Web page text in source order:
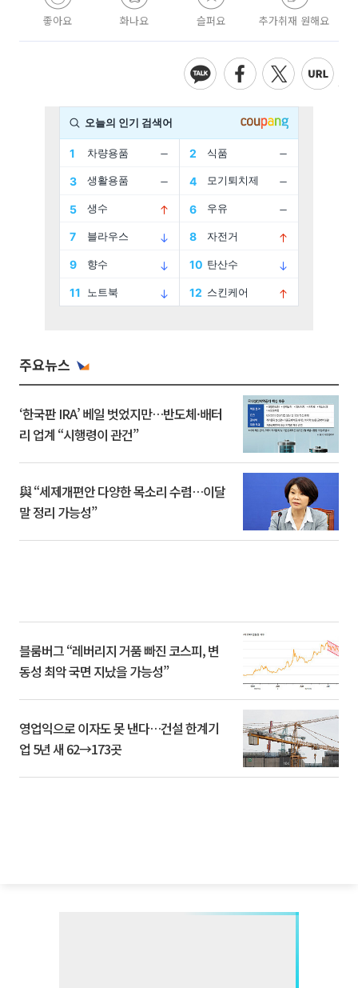
좋아요 화나요 슬퍼요 추가취재 원해요
주요뉴스
‘한국판 IRA’ 베일 벗었지만…반도체·배터
리 업계 “시행령이 관건”
與 “세제개편안 다양한 목소리 수렴…이달
말 정리 가능성”
블룸버그 “레버리지 거품 빠진 코스피, 변
동성 최악 국면 지났을 가능성”
영업익으로 이자도 못 낸다…건설 한계기
업 5년 새 62→173곳